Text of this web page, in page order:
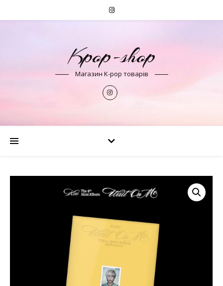
Kpop-shop
Магазин K-pop товарів